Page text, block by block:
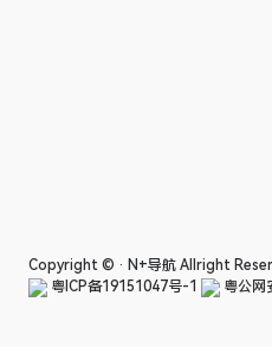
Copyright © · N+导航 Allright
粤ICP备19151047号-1
粤公网